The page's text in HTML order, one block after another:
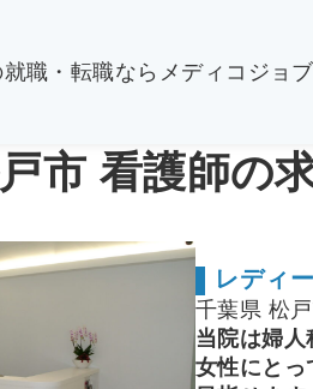
職・転職ならメディコジョ
市 看護師の
レディ
千葉県 松
当院は婦人
女性にとっ